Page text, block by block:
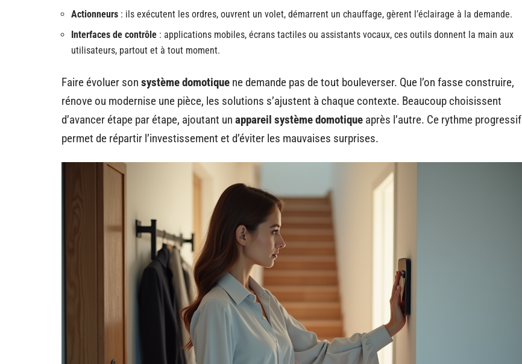
Actionneurs : ils exécutent les ordres, ouvrent un volet, démarrent un chauffage, gèrent l’éclairage à la demande.
Interfaces de contrôle : applications mobiles, écrans tactiles ou assistants vocaux, ces outils donnent la main aux
utilisateurs, partout et à tout moment.
Faire évoluer son système domotique ne demande pas de tout bouleverser. Que l’on fasse construire,
rénove ou modernise une pièce, les solutions s’ajustent à chaque contexte. Beaucoup choisissent
d’avancer étape par étape, ajoutant un appareil système domotique après l’autre. Ce rythme progressif
permet de répartir l’investissement et d’éviter les mauvaises surprises.